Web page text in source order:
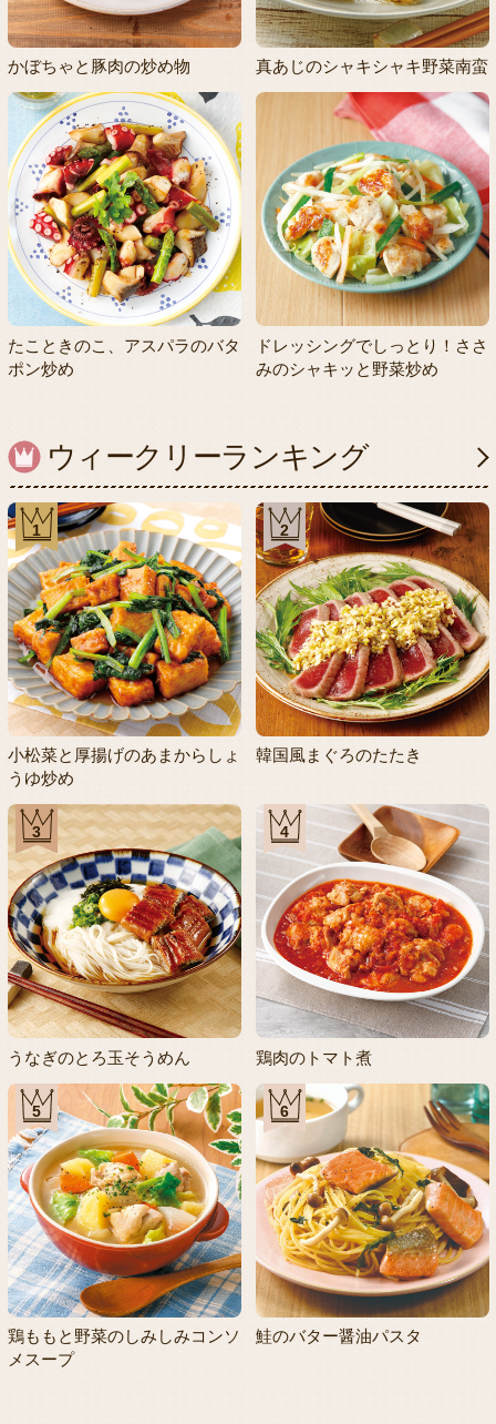
かぼちゃと豚肉の炒め物 真あじのシャキシャキ野菜南蛮
たこときのこ、アスパラのバタ
ポン炒め
ドレッシングでしっとり！ささ
みのシャキッと野菜炒め
ウィークリーランキング
1
小松菜と厚揚げのあまからしょ
うゆ炒め
2
韓国風まぐろのたたき
3
うなぎのとろ玉そうめん
4
鶏肉のトマト煮
5
鶏ももと野菜のしみしみコンソ
メスープ
6
鮭のバター醤油パスタ